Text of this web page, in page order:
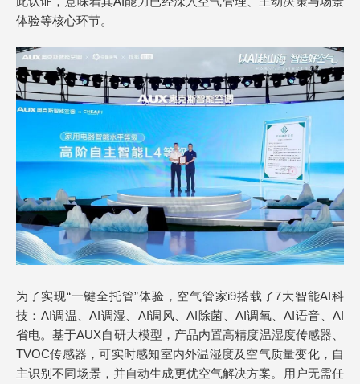
体验等核心环节。
为了实现“一键全托管”体验，空气管家i9搭载了7大智能AI科
技：AI调温、AI调湿、AI调风、AI除菌、AI调氧、AI语音、AI
省电。基于AUX自研大模型，产品内置高精度温湿度传感器、
TVOC传感器，可实时感知室内外温湿度及空气质量变化，自
主识别不同场景，并自动生成更优空气解决方案。用户无需任